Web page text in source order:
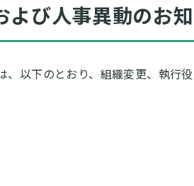
び人事異動のお
以下のとおり、組織変更、執行